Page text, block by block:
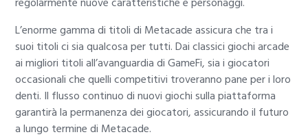
L’enorme gamma di titoli di Metacade assicura che tra i
suoi titoli ci sia qualcosa per tutti. Dai classici giochi arcade
ai migliori titoli all’avanguardia di GameFi, sia i giocatori
occasionali che quelli competitivi troveranno pane per i loro
denti. Il flusso continuo di nuovi giochi sulla piattaforma
garantirà la permanenza dei giocatori, assicurando il futuro
a lungo termine di Metacade.